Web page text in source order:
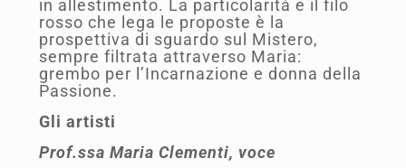
in allestimento. La particolarità e il filo
rosso che lega le proposte è la
prospettiva di sguardo sul Mistero,
sempre filtrata attraverso Maria:
grembo per l’Incarnazione e donna della
Passione.
Gli artisti
Prof.ssa Maria Clementi, voce